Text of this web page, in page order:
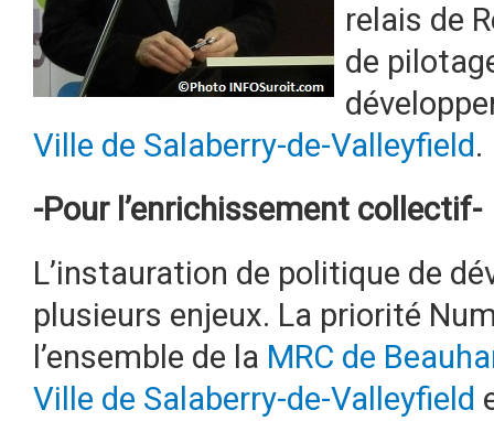
relais de
de
Ville de Salaberry-de-Valleyfield.
-Pour l’enrichissement collectif-
L’instauration de politique de
plusieurs enjeux. La priorité
l’ensemble de la MRC de
Ville de Salaberry-de-Valleyfield